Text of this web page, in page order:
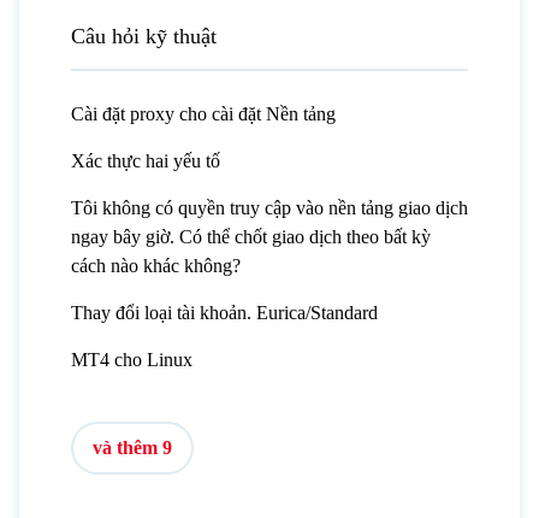
Câu hỏi kỹ thuật
Cài đặt proxy cho cài đặt Nền tảng
Xác thực hai yếu tố
Tôi không có quyền truy cập vào nền tảng giao dịch
ngay bây giờ. Có thể chốt giao dịch theo bất kỳ
cách nào khác không?
Thay đổi loại tài khoản. Eurica/Standard
MT4 cho Linux
và thêm 9